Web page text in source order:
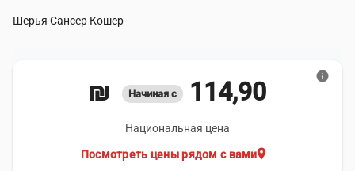
Шерья Сансер Кошер
Начиная с 114,90 ₪
Национальная цена
location_on
Посмотреть цены рядом с вами
info